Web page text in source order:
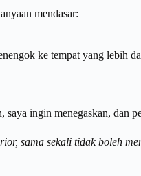
mendasar:
ke tempat yang lebih
ingin menegaskan, dan
sama sekali tidak boleh